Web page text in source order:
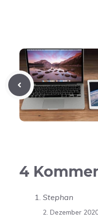
4
Stephan
2. Dezember